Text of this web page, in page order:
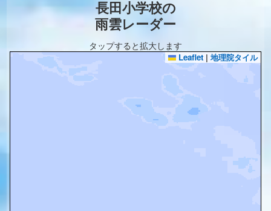
長田小学校の
雨雲レーダー
タップすると拡大します
Leaflet | 地理院タイル